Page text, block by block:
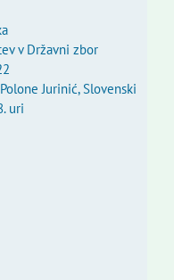
v Državni zbor
Jurinić, Slovenski
uri